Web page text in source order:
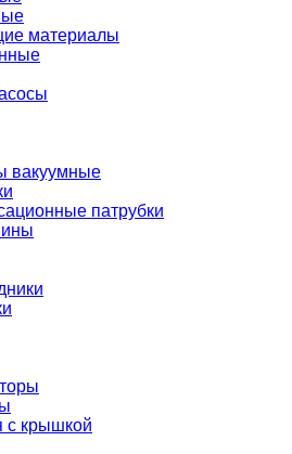
материалы
вакуумные
патрубки
с крышкой